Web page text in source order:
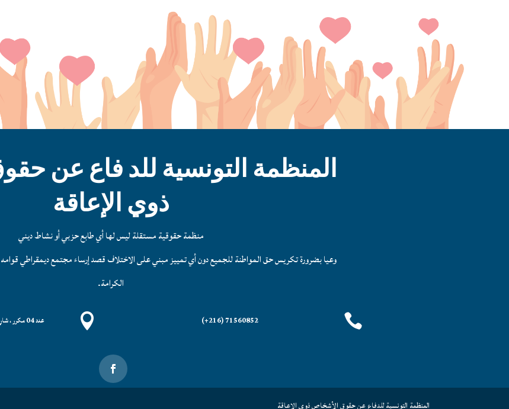
المنظمة التونسية للد فاع عن
ذوي الإعاقة
منظمة حقوقية مستقلة ليس لها أي طابع حزبي أو نشاط ديني
وعيا بضرورة تكريس حق المواطنة للجميع دون أي تمييز مبني على الاختلاف قصد إرساء مجتمع ديمقراطي قوامه
الكرامة.
 عدد 04 مكرر ، شارع المنستير باب سعدون 1029, Tunis 1029 
71560852 (216+)
المنظمة التونسية للدفاع عن حقوق الأشخاص ذوي الإعاقة